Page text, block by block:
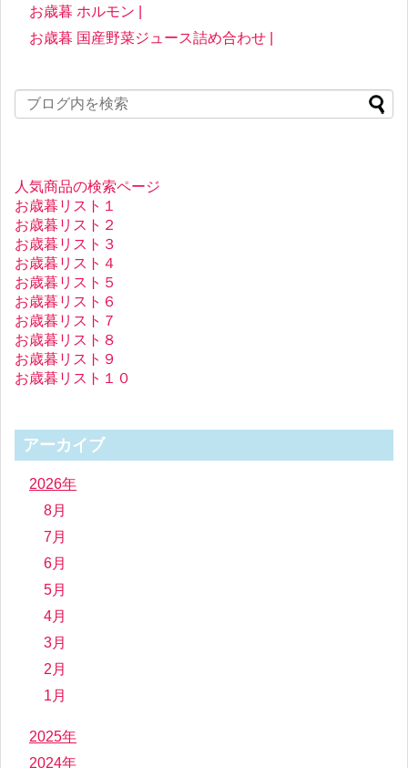
お歳暮 ホルモン |
お歳暮 国産野菜ジュース詰め合わせ |
人気商品の検索ページ
お歳暮リスト１
お歳暮リスト２
お歳暮リスト３
お歳暮リスト４
お歳暮リスト５
お歳暮リスト６
お歳暮リスト７
お歳暮リスト８
お歳暮リスト９
お歳暮リスト１０
アーカイブ
2026年
8月
7月
6月
5月
4月
3月
2月
1月
2025年
2024年